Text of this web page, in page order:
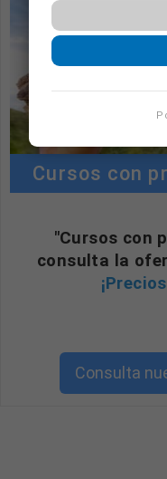
Cursos con
"Cursos con
consulta la
Consulta